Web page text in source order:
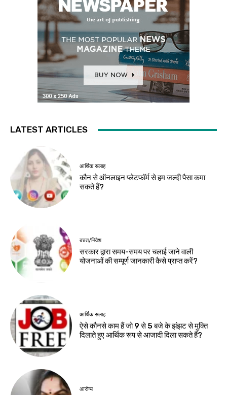
LATEST ARTICLES
आर्थिक सलाह
कौन से ऑनलाइन प्लेटफॉर्म से हम जल्दी पैसा कमा
सकते हैं?
बचत/निवेश
सरकार द्वारा समय-समय पर चलाई जाने वाली
योजनाओं की सम्पूर्ण जानकारी कैसे प्राप्त करें?
आर्थिक सलाह
ऐसे कौनसे काम हैं जो 9 से 5 बजे के झंझट से मुक्ति
दिलाते हुए आर्थिक रूप से आजादी दिला सकते हैं?
आरोग्य